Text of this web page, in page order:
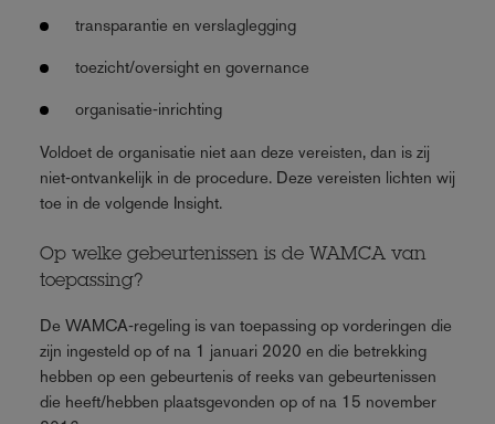
transparantie en verslaglegging
toezicht/oversight en governance
organisatie‑inrichting
Voldoet de organisatie niet aan deze vereisten, dan is zij
niet‑ontvankelijk in de procedure. Deze vereisten lichten wij
toe in de volgende Insight.
Op welke gebeurtenissen is de WAMCA van
toepassing?
De WAMCA‑regeling is van toepassing op vorderingen die
zijn ingesteld op of na 1 januari 2020 en die betrekking
hebben op een gebeurtenis of reeks van gebeurtenissen
die heeft/hebben plaatsgevonden op of na 15 november